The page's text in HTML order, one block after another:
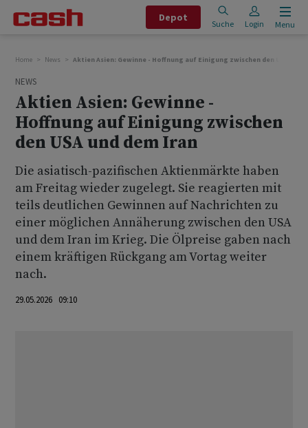
Depot
Suche Login Menu
Home News Aktien Asien: Gewinne - Hoffnung auf Einigung zwischen den USA und
NEWS
Aktien Asien: Gewinne -
Hoffnung auf Einigung zwischen
den USA und dem Iran
Die asiatisch-pazifischen Aktienmärkte haben
am Freitag wieder zugelegt. Sie reagierten mit
teils deutlichen Gewinnen auf Nachrichten zu
einer möglichen Annäherung zwischen den USA
und dem Iran im Krieg. Die Ölpreise gaben nach
einem kräftigen Rückgang am Vortag weiter
nach.
29.05.2026 09:10